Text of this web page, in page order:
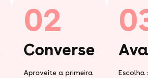
02
Converse
Aproveite a primeira
Escolha